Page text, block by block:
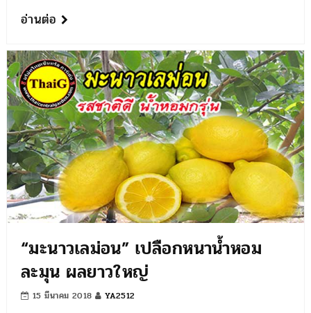
อ่านต่อ
“มะนาวเลม่อน” เปลือกหนาน้ำหอม
ละมุน ผลยาวใหญ่
15 มีนาคม 2018 YA2512